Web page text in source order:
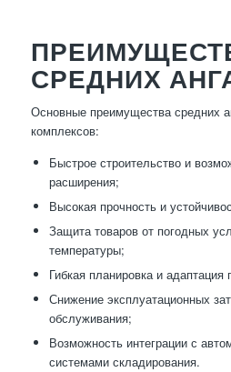
СРЕДНИХ
Основные преимущества средних
комплексов:
Быстрое строительство и
расширения;
Высокая прочность и
Защита товаров от погодных
температуры;
Гибкая планировка и
Снижение эксплуатационных
обслуживания;
Возможность интеграции с
системами складирования.